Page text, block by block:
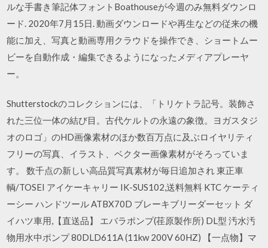
ルな手書き筆記体フォントBoathouseが今週のみ無料ダウンロ
ード. 2020年7月15日. 動画ダウンロードや再生などの従来の機
能に加え、写真と動画専用クラウドを操作でき、ショートムー
ビーを自動作成・編集できるようになったメディアプレーヤ
ー。
Shutterstockのコレクションには、「トリケトラ記号。装飾さ
れた三位一体の結び目。古代ケルトの永遠の象徴。ヨガスタジ
オのロゴ」のHD画像素材のほか数百万点に及ぶロイヤリティ
フリーの写真、イラスト、ベクター画像素材がそろっていま
す。 数千点の新しい高品質写真素材が毎日追加され 東正車
輌/TOSEI アイケーキャリー IK-SUS102,送料無料 KTC ケーティ
ーシー ハンドツール ATBX70D ブレーキブリーダーセット ダ
イハツ車用,【直送品】 エバラポンプ(荏原製作所) DL型 汚水汚
物用水中ポンプ 80DLD611A (11kw 200V 60HZ) 【一点物】マ